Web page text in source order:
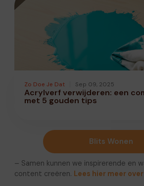
Zo Doe Je Dat Sep 09, 2025
Acrylverf verwijderen: een
met 5 gouden tips
Blits Wonen
– Samen kunnen we inspirerende en
content creëren. Lees hier meer